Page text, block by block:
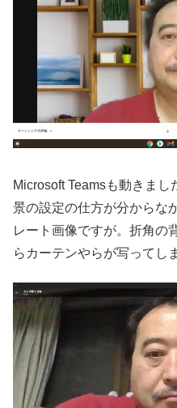
Microsoft Teamsも動きま
景の設定の仕方が分からな
レート画像ですが。折角の
らカーテンやらが写ってし